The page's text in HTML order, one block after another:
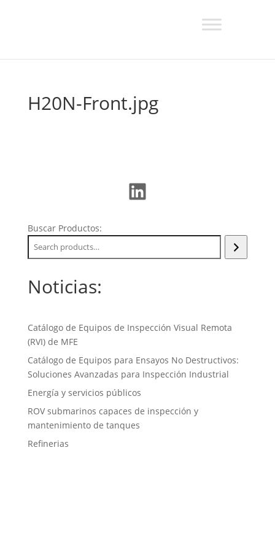
H20N-Front.jpg
LinkedIn
Buscar Productos:
Noticias:
Catálogo de Equipos de Inspección Visual Remota
(RVI) de MFE
Catálogo de Equipos para Ensayos No Destructivos:
Soluciones Avanzadas para Inspección Industrial
Energía y servicios públicos
ROV submarinos capaces de inspección y
mantenimiento de tanques
Refinerias